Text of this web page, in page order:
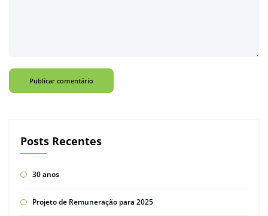
Posts Recentes
30 anos
Projeto de Remuneração para 2025